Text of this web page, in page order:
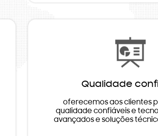
Qualidade
oferecemos aos clientes
qualidade confiáveis e
avançados e soluções